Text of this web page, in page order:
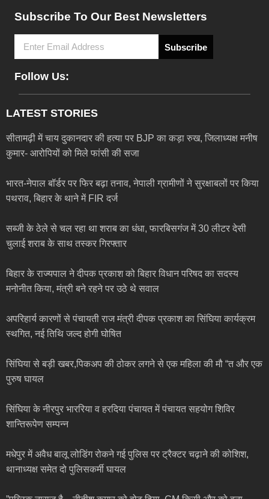
Subscribe To Our Best Newsletters
Subscribe
Follow Us:
LATEST STORIES
सीतामढ़ी में चाय दुकानदार की हत्या पर BJP का कड़ा रुख, जिलाध्यक्ष मनीष
कुमार- आरोपियों को मिले फांसी की सजा
भारत-नेपाल बॉर्डर पर फिर बढ़ा तनाव, नेपाली ग्रामीणों ने सुरक्षाबलों पर किया
पथराव, बिहार के थाने में FIR दर्ज
सब्जी के ठेले से चल रहा था शराब का धंधा, फारबिसगंज में 30 लीटर देसी
चुलाई शराब के साथ तस्कर गिरफ्तार
बिहार के राज्यपाल ने दीपक प्रकाश को बिहार विधान परिषद का सदस्य
मनोनीत किया, मंत्री बने रहने पर उठे थे सवाल
अपरिहार्य कारणों से पंचायती राज मंत्री दीपक प्रकाश का सिंघिया कार्यक्रम
स्थगित, नई तिथि जल्द होगी घोषित
सिंघिया से बड़ी खबर,पिकअप की ठोकर लगने से एक महिला की मौ “त और एक
पुरुष घायल
सिंघिया के नीरपुर भाररिया व हरदिया पंचायत में पंचायत सहयोग शिविर
शान्तिरूपेण सम्पन्न
मधेपुर में अवैध बालू लोडिंग रोकने गई पुलिस पर ट्रैक्टर चढ़ाने की कोशिश,
थानाध्यक्ष समेत दो पुलिसकर्मी घायल